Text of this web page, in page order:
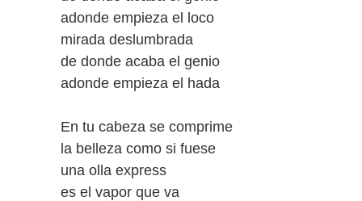
adonde empieza el loco
mirada deslumbrada
de donde acaba el genio
adonde empieza el hada
En tu cabeza se comprime
la belleza como si fuese
una olla express
es el vapor que va